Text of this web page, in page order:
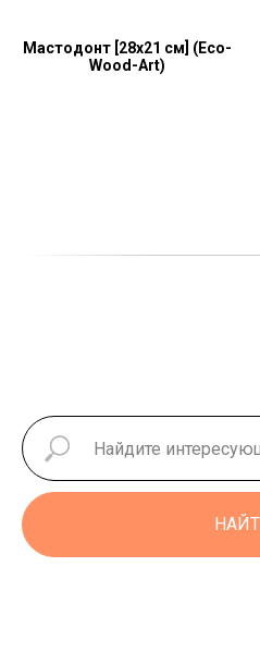
Мастодонт [28x21 см] (Eco-
Wood-Art)